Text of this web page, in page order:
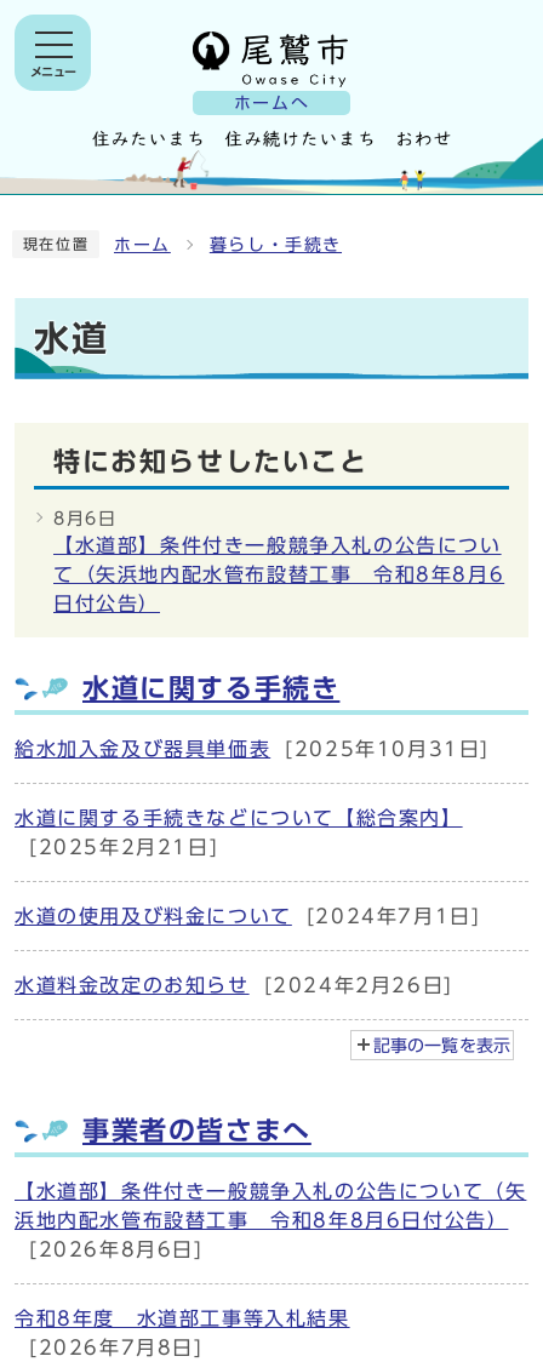
ホームへ
メニュー
現在位置 ホーム 暮らし・手続き
水道
特にお知らせしたいこと
8月6日
【水道部】条件付き一般競争入札の公告につい
て（矢浜地内配水管布設替工事 令和8年8月6
日付公告）
水道に関する手続き
給水加入金及び器具単価表 [2025年10月31日]
水道に関する手続きなどについて【総合案内】
[2025年2月21日]
水道の使用及び料金について [2024年7月1日]
水道料金改定のお知らせ [2024年2月26日]
記事の一覧を表示
事業者の皆さまへ
【水道部】条件付き一般競争入札の公告について（矢
浜地内配水管布設替工事 令和8年8月6日付公告）
[2026年8月6日]
令和8年度 水道部工事等入札結果
[2026年7月8日]